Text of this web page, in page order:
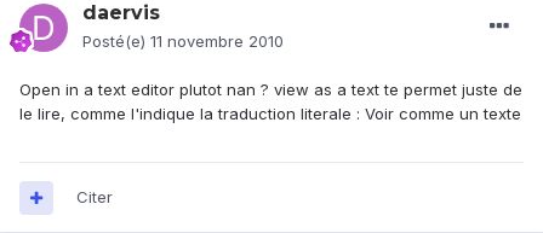
daervis
Posté(e) 11 novembre 2010
Open in a text editor plutot nan ? view as a text te permet juste de
le lire, comme l'indique la traduction literale : Voir comme un texte
Citer